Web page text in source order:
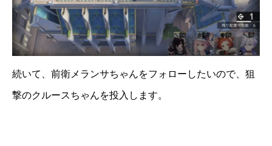
続いて、前衛メランサちゃんをフォローしたいので、狙
撃のクルースちゃんを投入します。